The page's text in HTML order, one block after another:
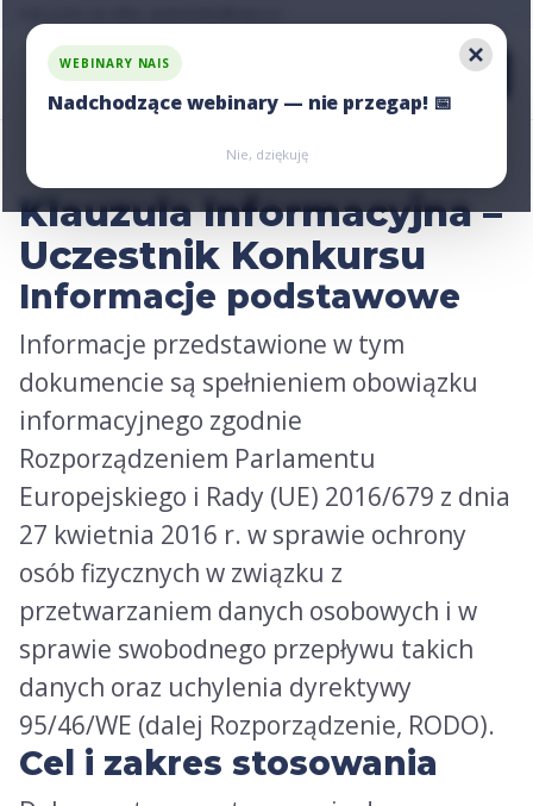
Klauzula Informacyjna –
Uczestnik Konkursu
Informacje podstawowe
Informacje przedstawione w tym
dokumencie są spełnieniem obowiązku
informacyjnego zgodnie
Rozporządzeniem Parlamentu
Europejskiego i Rady (UE) 2016/679 z dnia
27 kwietnia 2016 r. w sprawie ochrony
osób fizycznych w związku z
przetwarzaniem danych osobowych i w
sprawie swobodnego przepływu takich
danych oraz uchylenia dyrektywy
95/46/WE (dalej Rozporządzenie, RODO).
Cel i zakres stosowania
WEBINARY NAIS
Nadchodzące webinary — nie przegap! 📅
Zarejestruj się
Zarejestruj się
Nie, dziękuję